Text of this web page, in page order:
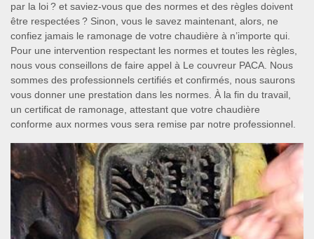
par la loi ? et saviez-vous que des normes et des règles doivent
être respectées ? Sinon, vous le savez maintenant, alors, ne
confiez jamais le ramonage de votre chaudière à n’importe qui.
Pour une intervention respectant les normes et toutes les règles,
nous vous conseillons de faire appel à Le couvreur PACA. Nous
sommes des professionnels certifiés et confirmés, nous saurons
vous donner une prestation dans les normes. À la fin du travail,
un certificat de ramonage, attestant que votre chaudière
conforme aux normes vous sera remise par notre professionnel.